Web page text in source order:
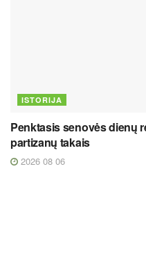
ISTORIJA
Penktasis senovės dienų
partizanų takais
2026 08 06